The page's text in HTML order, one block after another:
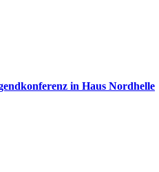
in Haus Nordhelle